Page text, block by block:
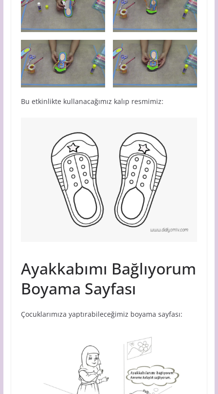
Bu etkinlikte kullanacağımız kalıp resmimiz:
Ayakkabımı Bağlıyorum
Boyama Sayfası
Çocuklarımıza yaptırabileceğimiz boyama sayfası: